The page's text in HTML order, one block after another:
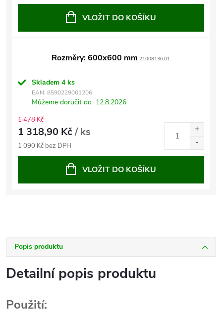
VLOŽIT DO KOŠÍKU
Rozměry: 600x600 mm 21008136.01
Skladem 4 ks
EAN: 8590229001206
Můžeme doručit do 12.8.2026
1 478 Kč
1 318,90 Kč/ ks
1 090 Kč bez DPH
VLOŽIT DO KOŠÍKU
Popis produktu
Detailní popis produktu
Použití: